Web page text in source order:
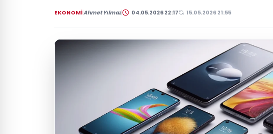
EKONOMIAhmet Yılmaz 04.05.2026 22:17 15.05.2026 21:55